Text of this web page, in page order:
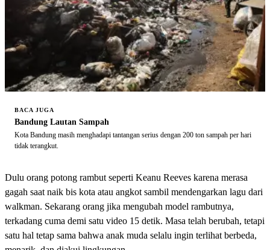
BACA JUGA
Bandung Lautan Sampah
Kota Bandung masih menghadapi tantangan serius dengan 200 ton sampah per hari
tidak terangkut.
Dulu orang potong rambut seperti Keanu Reeves karena merasa
gagah saat naik bis kota atau angkot sambil mendengarkan lagu dari
walkman. Sekarang orang jika mengubah model rambutnya,
terkadang cuma demi satu video 15 detik. Masa telah berubah, tetapi
satu hal tetap sama bahwa anak muda selalu ingin terlihat berbeda,